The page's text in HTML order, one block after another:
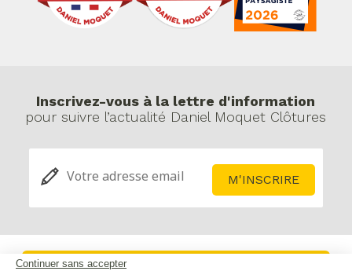
Continuer sans accepter
Inscrivez-vous à la lettre d'information
pour suivre l’actualité Daniel Moquet Clôtures